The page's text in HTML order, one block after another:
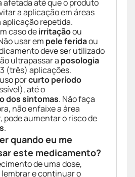
afetada até que o produto
a aplicação em áreas
aplicação repetida.
caso deirritaçãoou
usar em pele feridaou
deve ser utilizado
ultrapassar a posologia
(três) aplicações.
porcurto período
até o
dos sintomas. Não faça
não enfaixe a área
pode aumentar o risco de
.
quando eu me
este medicamento?
de uma dose,
e continuar o